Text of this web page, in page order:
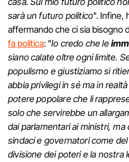
sarà un futuro politico". Infine,
affermando che ci sia bisogno
fa politica: "Io credo che le
siano calate oltre ogni limite.
populismo e giustiziamo si
abbia privilegi in sé ma in
potere popolare che li
solo che servirebbe un
dai parlamentari ai ministri,
sindaci e governatori come
divisione dei poteri e la nostra